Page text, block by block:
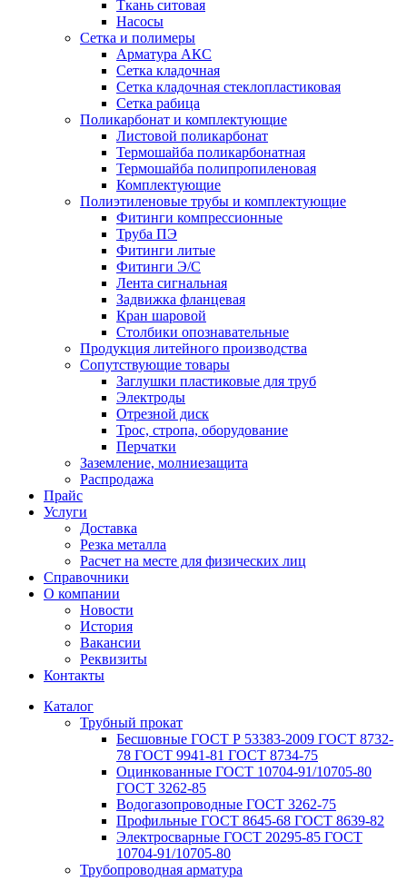
Ткань ситовая
Насосы
Сетка и полимеры
Арматура АКС
Сетка кладочная
Сетка кладочная стеклопластиковая
Сетка рабица
Поликарбонат и комплектующие
Листовой поликарбонат
Термошайба поликарбонатная
Термошайба полипропиленовая
Комплектующие
Полиэтиленовые трубы и комплектующие
Фитинги компрессионные
Труба ПЭ
Фитинги литые
Фитинги Э/С
Лента сигнальная
Задвижка фланцевая
Кран шаровой
Столбики опознавательные
Продукция литейного производства
Сопутствующие товары
Заглушки пластиковые для труб
Электроды
Отрезной диск
Трос, стропа, оборудование
Перчатки
Заземление, молниезащита
Распродажа
Прайс
Услуги
Доставка
Резка металла
Расчет на месте для физических лиц
Справочники
О компании
Новости
История
Вакансии
Реквизиты
Контакты
Каталог
Трубный прокат
Беcшовные ГОСТ Р 53383-2009 ГОСТ 8732-
78 ГОСТ 9941-81 ГОСТ 8734-75
Оцинкованные ГОСТ 10704-91/10705-80
ГОСТ 3262-85
Водогазопроводные ГОСТ 3262-75
Профильные ГОСТ 8645-68 ГОСТ 8639-82
Электросварные ГОСТ 20295-85 ГОСТ
10704-91/10705-80
Трубопроводная арматура